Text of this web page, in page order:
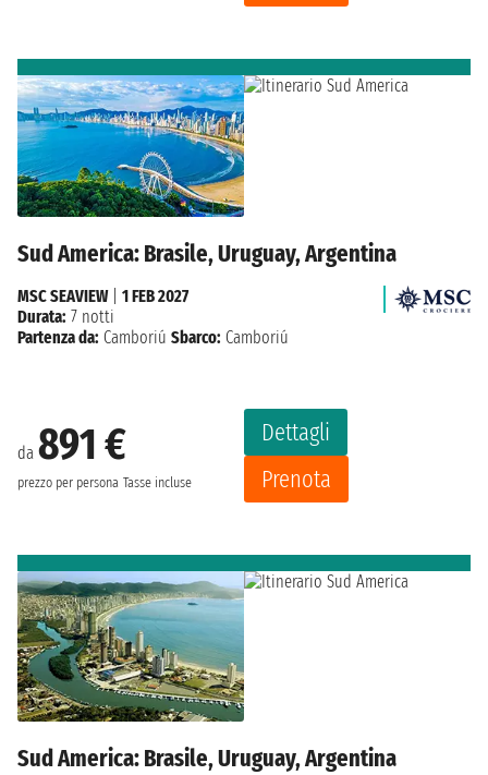
Sud America: Brasile, Uruguay, Argentina
da 891 €
prezzo per persona Tasse incluse
Dettagli
Prenota
MSC SEAVIEW| 1 FEB 2027
Durata: 7 notti
Partenza da: Camboriú Sbarco: Camboriú
Sud America: Brasile, Uruguay, Argentina